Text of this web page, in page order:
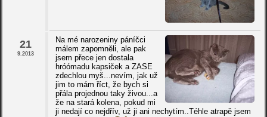
21
9.2013
Na mé narozeniny páníčci
málem zapomněli, ale pak
jsem přece jen dostala
hróómadu kapsiček a ZASE
zdechlou myš...nevím, jak už
jim to mám říct, že bych si
přála projednou taky živou...a
že na stará kolena, pokud mi
ji nedají co nejdřív, už ji ani nechytím..Téhle atrapě jsem